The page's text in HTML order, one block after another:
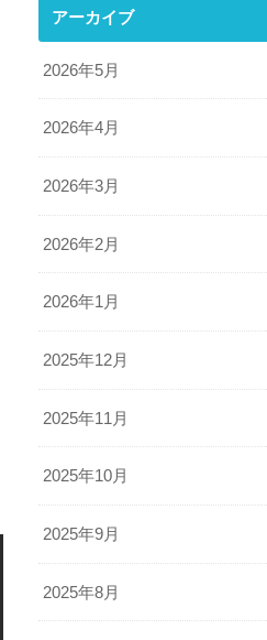
アーカイブ
2026年5月
2026年4月
2026年3月
2026年2月
2026年1月
2025年12月
2025年11月
2025年10月
2025年9月
2025年8月